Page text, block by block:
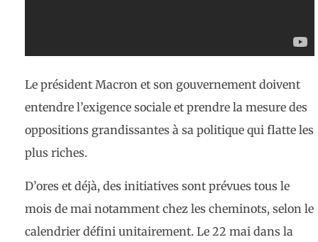
Le président Macron et son gouvernement doivent
entendre l’exigence sociale et prendre la mesure des
oppositions grandissantes à sa politique qui flatte les
plus riches.
D’ores et déjà, des initiatives sont prévues tous le
mois de mai notamment chez les cheminots, selon le
calendrier défini unitairement. Le 22 mai dans la